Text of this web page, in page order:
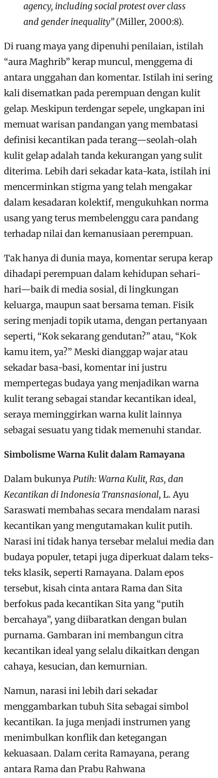
agency, including social protest over class
and gender inequality”(Miller, 2000:8).
Di ruang maya yang dipenuhi penilaian, istilah
“aura Maghrib” kerap muncul, menggema di
antara unggahan dan komentar. Istilah ini sering
kali disematkan pada perempuan dengan kulit
gelap. Meskipun terdengar sepele, ungkapan ini
memuat warisan pandangan yang membatasi
definisi kecantikan pada terang—seolah-olah
kulit gelap adalah tanda kekurangan yang sulit
diterima. Lebih dari sekadar kata-kata, istilah ini
mencerminkan stigma yang telah mengakar
dalam kesadaran kolektif, mengukuhkan norma
usang yang terus membelenggu cara pandang
terhadap nilai dan kemanusiaan perempuan.
Tak hanya di dunia maya, komentar serupa kerap
dihadapi perempuan dalam kehidupan sehari-
hari—baik di media sosial, di lingkungan
keluarga, maupun saat bersama teman. Fisik
sering menjadi topik utama, dengan pertanyaan
seperti, “Kok sekarang gendutan?” atau, “Kok
kamu item, ya?” Meski dianggap wajar atau
sekadar basa-basi, komentar ini justru
mempertegas budaya yang menjadikan warna
kulit terang sebagai standar kecantikan ideal,
seraya meminggirkan warna kulit lainnya
sebagai sesuatu yang tidak memenuhi standar.
Simbolisme Warna Kulit dalam Ramayana
Dalam bukunyaPutih: Warna Kulit, Ras, dan
Kecantikan di Indonesia Transnasional, L. Ayu
Saraswati membahas secara mendalam narasi
kecantikan yang mengutamakan kulit putih.
Narasi ini tidak hanya tersebar melalui media dan
budaya populer, tetapi juga diperkuat dalam teks-
teks klasik, seperti Ramayana. Dalam epos
tersebut, kisah cinta antara Rama dan Sita
berfokus pada kecantikan Sita yang “putih
bercahaya”, yang diibaratkan dengan bulan
purnama. Gambaran ini membangun citra
kecantikan ideal yang selalu dikaitkan dengan
cahaya, kesucian, dan kemurnian.
Namun, narasi ini lebih dari sekadar
menggambarkan tubuh Sita sebagai simbol
kecantikan. Ia juga menjadi instrumen yang
menimbulkan konflik dan ketegangan
kekuasaan. Dalam cerita Ramayana, perang
antara Rama dan Prabu Rahwana